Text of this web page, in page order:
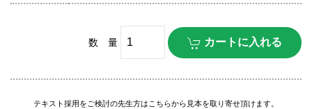
数 量
テキスト採用をご検討の先生方はこちらから見本を取り寄せ頂けます。